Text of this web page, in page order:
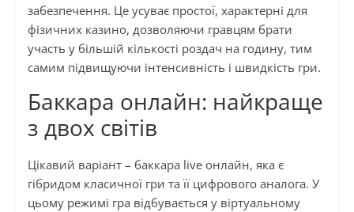
забезпечення. Це усуває простої, характерні для
фізичних казино, дозволяючи гравцям брати
участь у більшій кількості роздач на годину, тим
самим підвищуючи інтенсивність і швидкість гри.
Баккара онлайн: найкраще
з двох світів
Цікавий варіант – баккара live онлайн, яка є
гібридом класичної гри та її цифрового аналога. У
цьому режимі гра відбувається у віртуальному